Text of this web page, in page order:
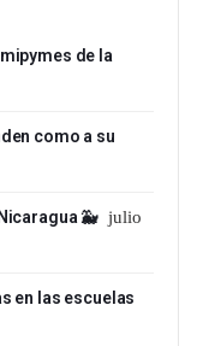
de la
como a su
🐳 julio
en las escuelas